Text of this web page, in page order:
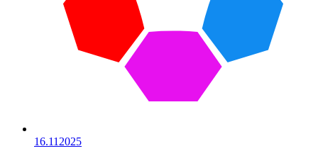
16.11 2025